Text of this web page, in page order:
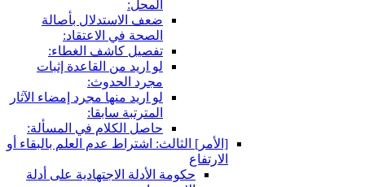
المحل:
ضعف الاستدلال بأصالة
الصحة في الاعتقاد:
تفصيل كاشف الغطاء:
لو اريد من القاعدة إثبات
مجرد الحدوث:
لو اريد منها مجرد إمضاء الآثار
المترتبة سابقا:
حاصل الكلام في المسألة:
[الأمر] الثالث: اشتراط عدم العلم بالبقاء أو
الارتفاع
حكومة الأدلة الاجتهادية على أدلة